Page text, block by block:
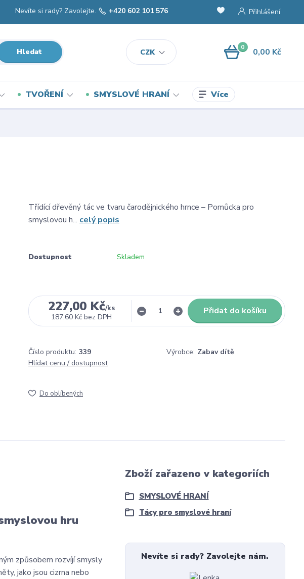
CZK
Přihlášení
Hledat
Nevíte si rady? Zavolejte. +420 602 101 576
0 0,00 Kč
TVOŘENÍ SMYSLOVÉ HRANÍ Více
Třídící dřevěný tác ve tvaru čarodějnického hrnce – Pomůcka pro
smyslovou h... celý popis
Dostupnost Skladem
227,00 Kč/ks
187,60 Kč bez DPH
Přidat do košíku
Číslo produktu: 339 Výrobce: Zabav dítě
Hlídat cenu / dostupnost
Do oblíbených
hru
způsobem rozvíjí smysly
jako jsou cizrna nebo
Zboží zařazeno v kategoriích
SMYSLOVÉ HRANÍ
Tácy pro smyslové hraní
Nevíte si rady? Zavolejte nám.